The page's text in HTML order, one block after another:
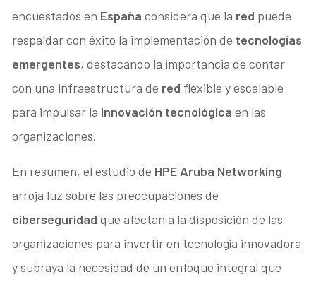
encuestados en España considera que la red puede
respaldar con éxito la implementación de tecnologías
emergentes, destacando la importancia de contar
con una infraestructura de red flexible y escalable
para impulsar la innovación tecnológica en las
organizaciones.
En resumen, el estudio de HPE Aruba Networking
arroja luz sobre las preocupaciones de
ciberseguridad que afectan a la disposición de las
organizaciones para invertir en tecnología innovadora
y subraya la necesidad de un enfoque integral que